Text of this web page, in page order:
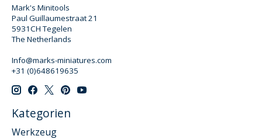
Mark's Minitools
Paul Guillaumestraat 21
5931CH Tegelen
The Netherlands
Info@marks-miniatures.com
+31 (0)648619635
Kategorien
Werkzeug